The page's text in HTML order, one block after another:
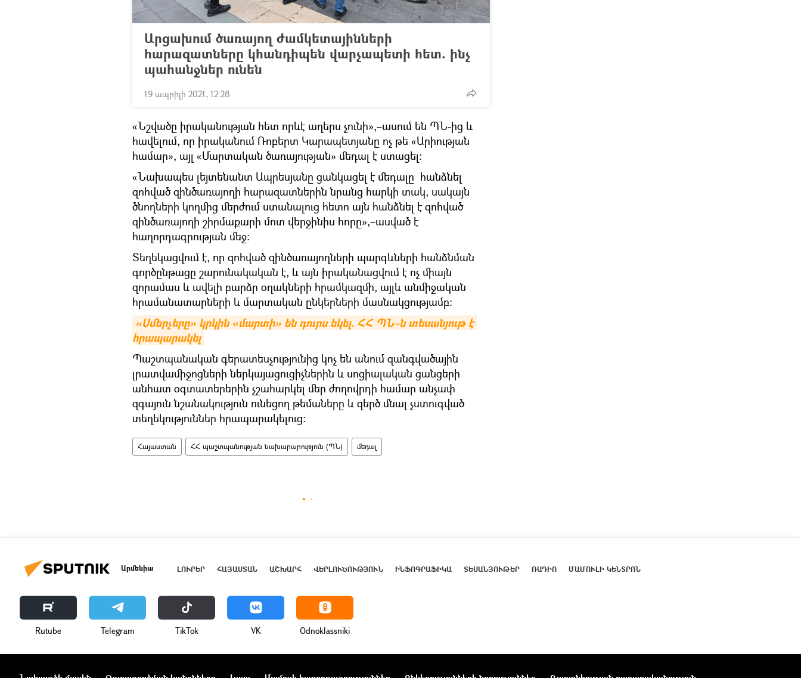
Արցախում ծառայող ժամկետայինների
հարազատները կհանդիպեն վարչապետի հետ. ինչ
պահանջներ ունեն
19 ապրիլի 2021, 12:28
«Նշվածը իրականության հետ որևէ աղերս չունի»,–ասում են ՊՆ-ից և
հավելում, որ իրականում Ռոբերտ Կարապետյանը ոչ թե «Արիության
համար», այլ «Մարտական ծառայության» մեդալ է ստացել։
«Նախապես լեյտենանտ Ապրեսյանը ցանկացել է մեդալը հանձնել
զոհված զինծառայողի հարազատներին նրանց հարկի տակ, սակայն
ծնողների կողմից մերժում ստանալուց հետո այն հանձնել է զոհված
զինծառայողի շիրմաքարի մոտ վերջինիս հորը»,–ասված է
հաղորդագրության մեջ:
Տեղեկացվում է, որ զոհված զինծառայողների պարգևների հանձնման
գործընթացը շարունակական է, և այն իրականացվում է ոչ միայն
զորամաս և ավելի բարձր օղակների հրամկազմի, այլև անմիջական
հրամանատարների և մարտական ընկերների մասնակցությամբ:
«Սմերչերը» կրկին «մարտի» են դուրս եկել. ՀՀ ՊՆ–ն տեսանյութ է
հրապարակել
Պաշտպանական գերատեսչությունից կոչ են անում զանգվածային
լրատվամիջոցների ներկայացուցիչներին և սոցիալական ցանցերի
անհատ օգտատերերին չշահարկել մեր ժողովրդի համար անչափ
զգայուն նշանակություն ունեցող թեմաները և զերծ մնալ չստուգված
տեղեկություններ հրապարակելուց:
Հայաստան ՀՀ պաշտպանության նախարարություն (ՊՆ) մեդալ
Արմենիա ԼՈՒՐԵՐ ՀԱՅԱՍՏԱՆ ԱՇԽԱՐՀ ՎԵՐԼՈՒԾՈՒԹՅՈՒՆ ԻՆՖՈԳՐԱՖԻԿԱ ՏԵՍԱՆՅՈՒԹԵՐ ՌԱԴԻՈ ՄԱՄՈՒԼԻ ԿԵՆՏՐՈՆ
Rutube Telegram ТikТоk VK Odnoklassniki